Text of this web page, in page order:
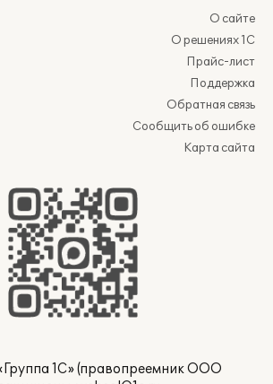
О сайте
О решениях 1С
Прайс-лист
Поддержка
Обратная связь
Сообщить об ошибке
Карта сайта
1С» (правопреемник ООО